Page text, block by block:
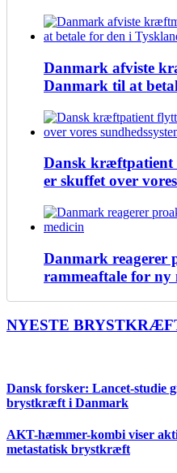
Danmark afviste
Danmark til at
Dansk kræftpatient
er skuffet over
Danmark reagerer
rammeaftale for ny
NYESTE
Dansk forsker: Lancet-studie
brystkræft i Danmark
AKT-hæmmer-kombi viser
metastatisk brystkræft